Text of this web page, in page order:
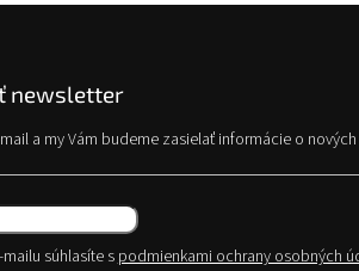
newsletter
a my Vám budeme zasielať informácie o
súhlasíte spodmienkami ochrany osobných